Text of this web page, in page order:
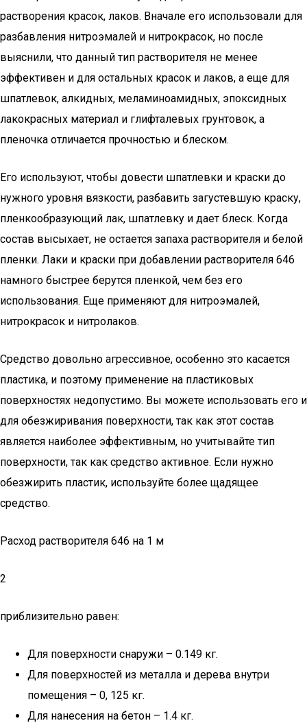
растворения красок, лаков. Вначале его использовали для
разбавления нитроэмалей и нитрокрасок, но после
выяснили, что данный тип растворителя не менее
эффективен и для остальных красок и лаков, а еще для
шпатлевок, алкидных, меламиноамидных, эпоксидных
лакокрасных материал и глифталевых грунтовок, а
пленочка отличается прочностью и блеском.
Его используют, чтобы довести шпатлевки и краски до
нужного уровня вязкости, разбавить загустевшую краску,
пленкообразующий лак, шпатлевку и дает блеск. Когда
состав высыхает, не остается запаха растворителя и белой
пленки. Лаки и краски при добавлении растворителя 646
намного быстрее берутся пленкой, чем без его
использования. Еще применяют для нитроэмалей,
нитрокрасок и нитролаков.
Средство довольно агрессивное, особенно это касается
пластика, и поэтому применение на пластиковых
поверхностях недопустимо. Вы можете использовать его и
для обезжиривания поверхности, так как этот состав
является наиболее эффективным, но учитывайте тип
поверхности, так как средство активное. Если нужно
обезжирить пластик, используйте более щадящее
средство.
Расход растворителя 646 на 1 м
2
приблизительно равен:
Для поверхности снаружи – 0.149 кг.
Для поверхностей из металла и дерева внутри
помещения – 0, 125 кг.
Для нанесения на бетон – 1.4 кг.